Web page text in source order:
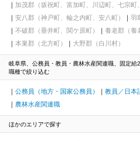
加茂郡（坂祝町、富加町、川辺町、七宗町
安八郡（神戸町、輪之内町、安八町）
羽
不破郡（垂井町、関ケ原町）
養老郡（養
本巣郡（北方町）
大野郡（白川村）
岐阜県、公務員・教員・農林水産関連職、固定給
職種で絞り込む
公務員（地方・国家公務員）
教員／日本
農林水産関連職
ほかのエリアで探す